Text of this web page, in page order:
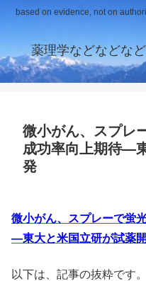
based on evidence, not on
薬理学などなどな
微小がん、スプレ
成功率向上期待―
発
微小がん、スプレーで蛍
―東大と米国立研が試薬
以下は、記事の抜粋です。